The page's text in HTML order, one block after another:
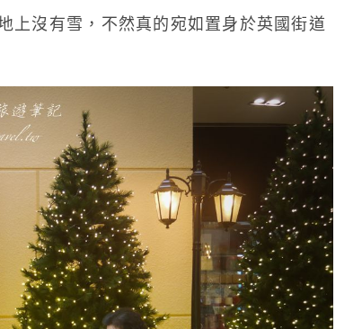
上沒有雪，不然真的宛如置身於英國街道